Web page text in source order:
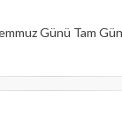
Günü Tam